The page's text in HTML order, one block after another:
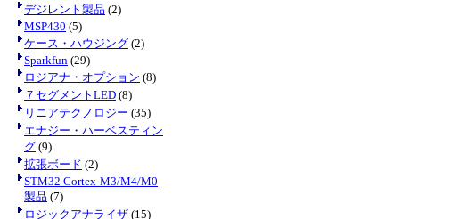
デジレント製品 (2)
MSP430 (5)
ケース・ハウジング (2)
Sparkfun (29)
ロジアナ・オプション (8)
７セグメントLED (8)
リニアテクノロジー (35)
エナジー・ハーベスティン
グ (9)
拡張ボード (2)
STM32 Cortex-M3/M4/M0
製品 (7)
ロジックアナライザ (15)